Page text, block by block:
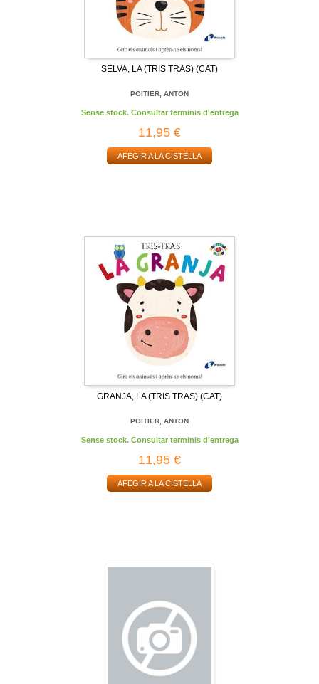
SELVA, LA (TRIS TRAS) (CAT)
POITIER, ANTON
Sense stock. Consultar terminis d'entrega
11,95 €
AFEGIR A LA CISTELLA
GRANJA, LA (TRIS TRAS) (CAT)
POITIER, ANTON
Sense stock. Consultar terminis d'entrega
11,95 €
AFEGIR A LA CISTELLA